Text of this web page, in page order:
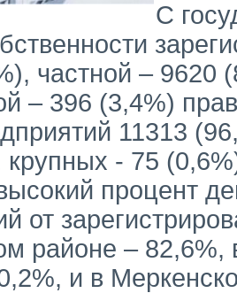
С
частной – 9620
– 396 (3,4%)
11313
крупных - 75
процент
от
районе – 82,6%,
и в